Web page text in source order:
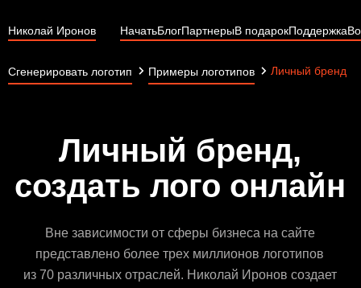
Николай Иронов НачатьБлогПартнерыВ подарокПоддержка
Сгенерировать логотип Примеры логотипов Личный бренд
Личный бренд,
создать лого онлайн
Вне зависимости от сферы бизнеса на сайте
представлено более трех миллионов логотипов
из 70 различных отраслей. Николай Иронов создает